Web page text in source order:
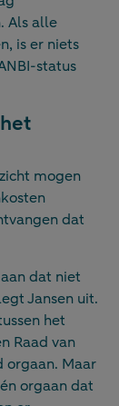
Als alle
is er niets
status
mogen
dat
dat niet
Jansen uit.
het
Raad van
orgaan. Maar
orgaan dat